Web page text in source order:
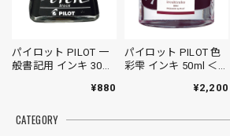
CATEGORY
パイロット PILOT 一
般書記用 インキ 30ml
¥880
パイロット PILOT 色
彩雫 インキ 50ml ＜ヤ
¥2,200